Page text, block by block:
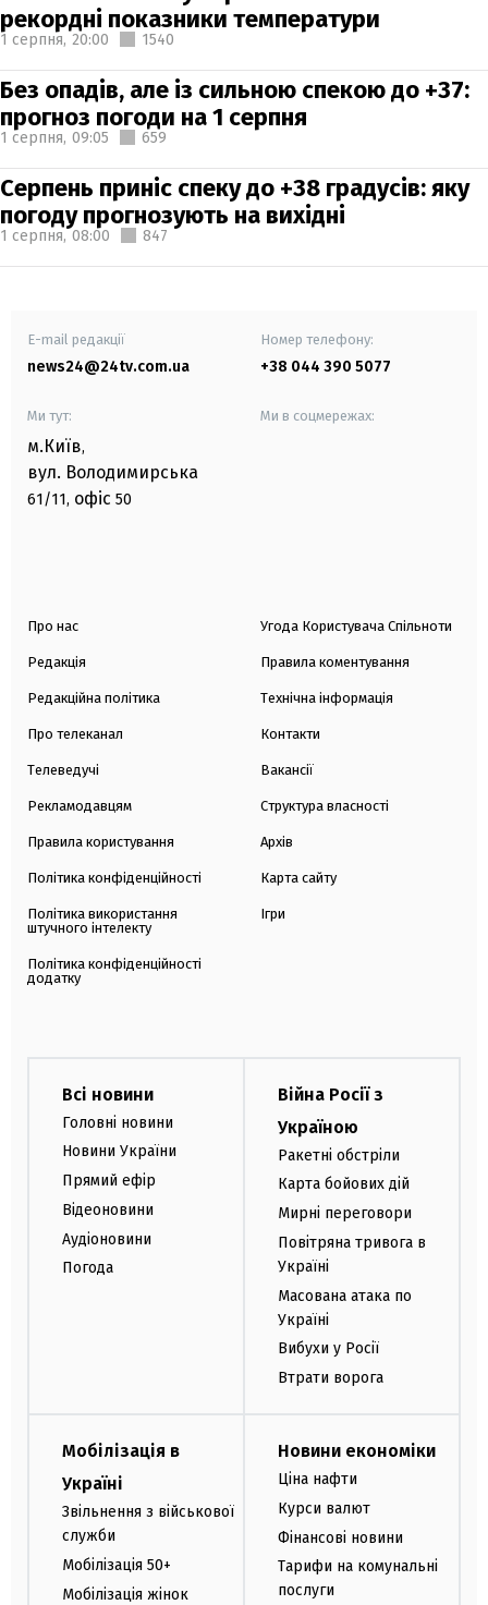
рекордні показники температури
1 серпня, 20:00 1540
Без опадів, але із сильною спекою до +37:
прогноз погоди на 1 серпня
1 серпня, 09:05 659
Серпень приніс спеку до +38 градусів: яку
погоду прогнозують на вихідні
1 серпня, 08:00 847
E-mail редакції
news24@24tv.com.ua
Номер телефону:
+38 044 390 5077
Ми тут:
м.Київ,
вул. Володимирська
61/11, офіс 50
Ми в соцмережах:
Про нас
Редакція
Редакційна політика
Про телеканал
Телеведучі
Рекламодавцям
Правила користування
Політика конфіденційності
Політика використання
штучного інтелекту
Політика конфіденційності
додатку
Угода Користувача Спільноти
Правила коментування
Технічна інформація
Контакти
Вакансії
Структура власності
Архів
Карта сайту
Ігри
Всі новини
Головні новини
Новини України
Прямий ефір
Відеоновини
Аудіоновини
Погода
Війна Росії з
Україною
Ракетні обстріли
Карта бойових дій
Мирні переговори
Повітряна тривога в
Україні
Масована атака по
Україні
Вибухи у Росії
Втрати ворога
Мобілізація в
Україні
Звільнення з військової
служби
Мобілізація 50+
Мобілізація жінок
Новини економіки
Ціна нафти
Курси валют
Фінансові новини
Тарифи на комунальні
послуги